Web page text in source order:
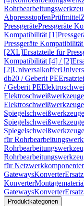
AbpressstopfenPrüfmittel
PressgerätePressgeräte
Kompatibilität [1]
Pressgeräte
[2XL]Ersatzteile für
Kompatibilität [4] / [2]
[2]Universalkoffer
db20 / Geberit PE
/ Geberit PE
Elektroschweißwerkzeuge
Elektroschweißwerkzeuge
Spiegelschweißwerkzeuge
Spiegelschweißwerkzeuge
Spiegelschweißwerkzeuge
für
für
GatewaysKonverter
Konverter
GatewaysKonverter
Produktkategorien